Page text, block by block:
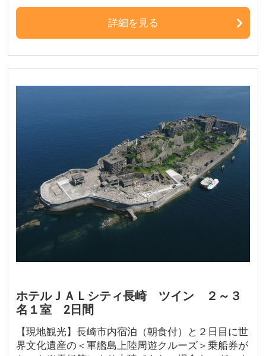
詳細を見る
ホテルＪＡＬシティ長崎 ツイン ２～３
名１室 2日間
【現地観光】長崎市内宿泊（朝食付）と２日目に世
界文化遺産の＜軍艦島上陸周遊クルーズ＞乗船券が